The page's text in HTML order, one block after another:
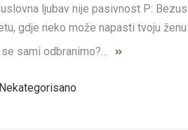
ljubav nije pasivnost P:
gdje neko može napasti tvoju
se sami odbranimo?…
Nekategorisano